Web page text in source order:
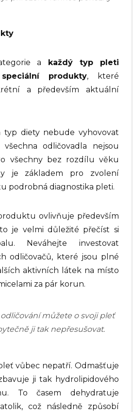
a
každý typ pleti
speciální produkty, které
a především aktuální
typ diety nebude vyhovovat
odličovadla nejsou
všechny bez rozdílu věku
je základem pro zvolení
podrobná diagnostika pleti.
ovlivňuje především
je velmi důležité přečíst si
Neváhejte investovat
odličovačů, které jsou plné
aktivních látek na místo
za pár korun.
můžete o svoji pleť
ji tak nepřesušovat.
vůbec nepatří. Odmašťuje
ji tak hydrolipidového
To časem dehydratuje
což následně způsobí